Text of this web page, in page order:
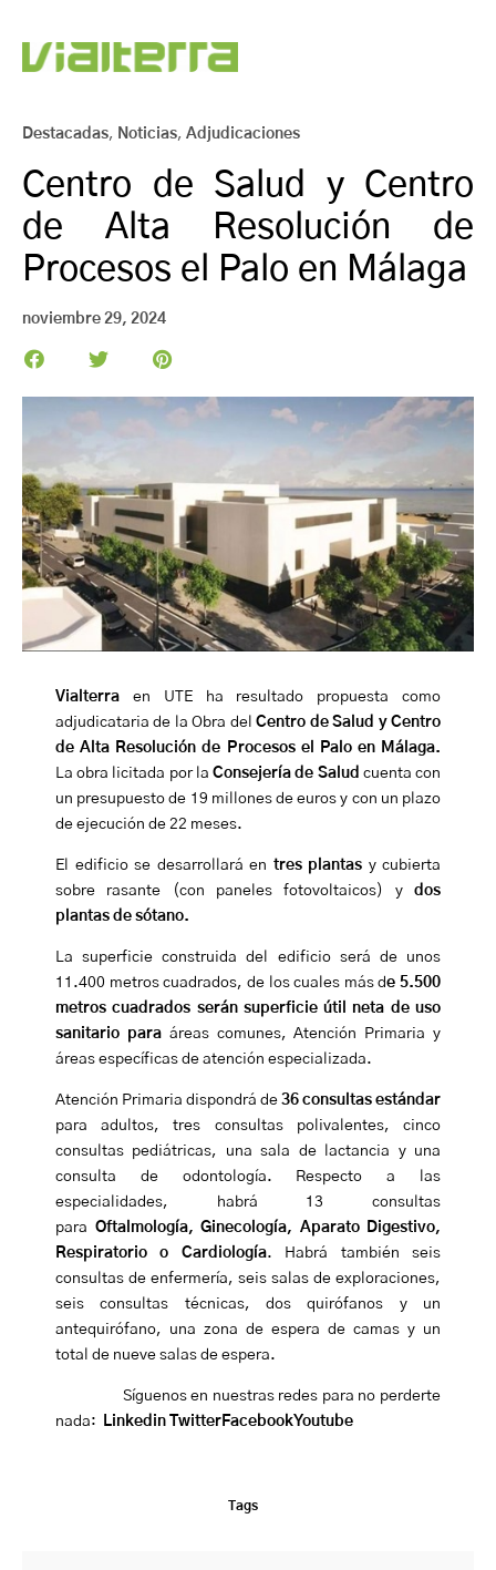
Destacadas, Noticias, Adjudicaciones
Centro de Salud y Centro
de Alta Resolución de
Procesos el Palo en Málaga
noviembre 29, 2024
Vialterra en UTE ha resultado propuesta como
adjudicataria de la Obra delCentro de Salud y Centro
de Alta Resolución de Procesos el Palo en Málaga.
La obra licitada por laConsejería de Salud cuenta con
un presupuesto de 19 millones de euros y con un plazo
de ejecución de 22 meses.
El edificio se desarrollará en tres plantas y cubierta
sobre rasante (con paneles fotovoltaicos) y dos
plantas de sótano.
La superficie construida del edificio será de unos
11.400 metros cuadrados, de los cuales más de 5.500
metros cuadrados serán superficie útil neta de uso
sanitario para áreas comunes, Atención Primaria y
áreas específicas de atención especializada.
Atención Primaria dispondrá de 36 consultas estándar
para adultos, tres consultas polivalentes, cinco
consultas pediátricas, una sala de lactancia y una
consulta de odontología. Respecto a las
especialidades, habrá 13 consultas
para Oftalmología, Ginecología, Aparato Digestivo,
Respiratorio o Cardiología. Habrá también seis
consultas de enfermería, seis salas de exploraciones,
seis consultas técnicas, dos quirófanos y un
antequirófano, una zona de espera de camas y un
total de nueve salas de espera.
Síguenos en nuestras redes para no perderte
nada:
Linkedin Twitter FacebookYoutube
Tags